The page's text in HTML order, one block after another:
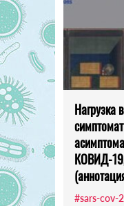
Нагрузка
КОВИД-
#sars-cov-2